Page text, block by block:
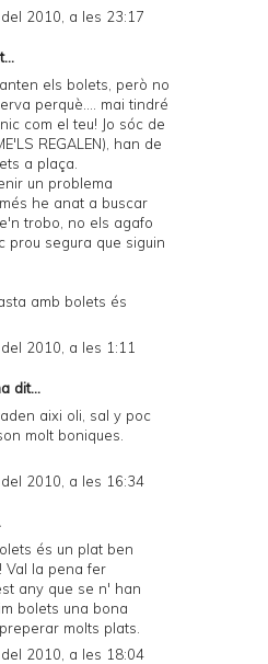
2010, a les 23:17
els bolets, però no
perquè.... mai tindré
com el teu! Jo sóc de
REGALEN), han de
a plaça.
un problema
he anat a buscar
trobo, no els agafo
prou segura que siguin
amb bolets és
2010, a les 1:11
dit...
aixi oli, sal y poc
molt boniques.
2010, a les 16:34
és un plat ben
Val la pena fer
any que se n' han
bolets una bona
molts plats.
2010, a les 18:04